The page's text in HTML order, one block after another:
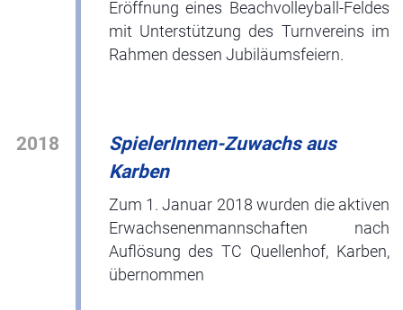
Eröffnung eines Beachvolleyball-Feldes
mit Unterstützung des Turnvereins im
Rahmen dessen Jubiläumsfeiern.
2018
SpielerInnen-Zuwachs aus
Karben
Zum 1. Januar 2018 wurden die aktiven
Erwachsenenmannschaften nach
Auflösung des TC Quellenhof, Karben,
übernommen